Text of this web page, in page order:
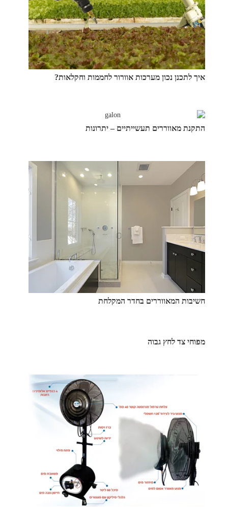
איך לתכנן נכון מערכות אוורור לחממות וחקלאות?
התקנת מאווררים תעשייתיים – יתרונות
חשיבות המאווררים בחדר המקלחת
מפוחי צד לחץ גבוה